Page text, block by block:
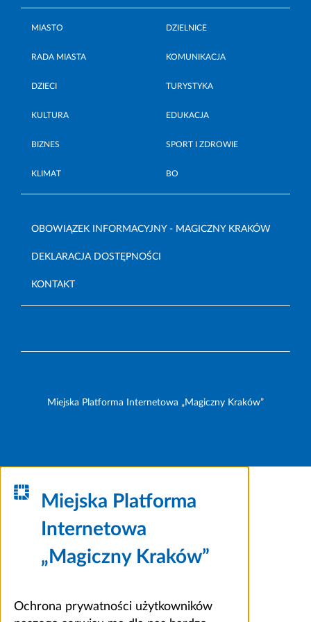
MIASTO DZIELNICE
RADA MIASTA KOMUNIKACJA
DZIECI TURYSTYKA
KULTURA EDUKACJA
BIZNES SPORT I ZDROWIE
KLIMAT BO
OBOWIĄZEK INFORMACYJNY - MAGICZNY KRAKÓW
DEKLARACJA DOSTĘPNOŚCI
KONTAKT
Miejska Platforma Internetowa „Magiczny Kraków”
Miejska Platforma
Internetowa
„Magiczny Kraków”
Ochrona prywatności użytkowników